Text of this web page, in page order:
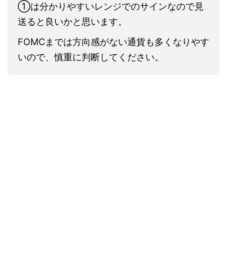
①は分かりやすいレンジでのサインなので見
送ると良いかと思います。
FOMCまでは方向感がない通貨も多くなりやす
いので、慎重に判断してください。